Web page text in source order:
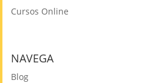
Cursos Online
NAVEGA
Blog